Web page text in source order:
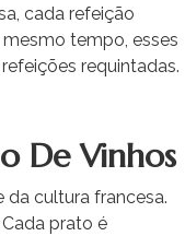
cada refeição
tempo, esses
requintadas.
De Vinhos
cultura francesa.
prato é